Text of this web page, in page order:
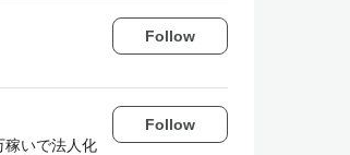
Follow
いで法人化
Follow